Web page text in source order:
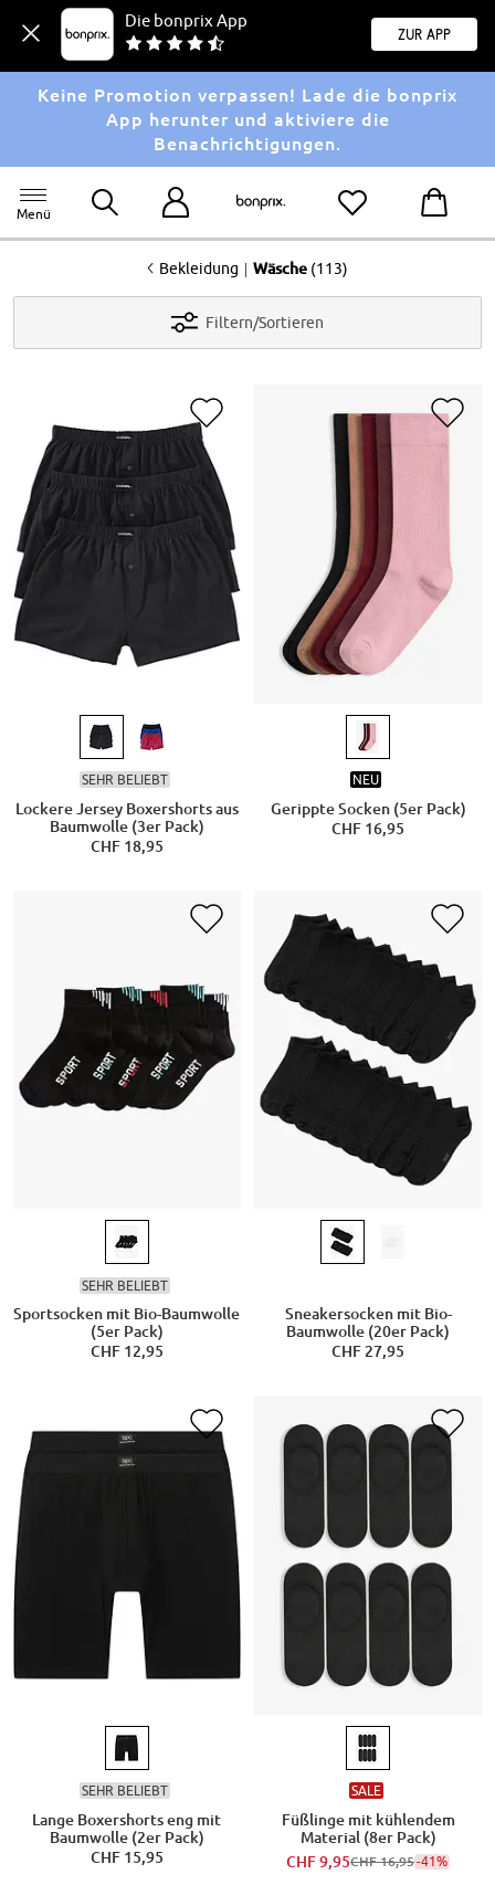
Die bonprix App
Zur App
Keine Promotion verpassen! Lade die bonprix
App herunter und aktiviere die
Benachrichtigungen.
Menü
<Bekleidung | Wäsche (113)
Filtern/Sortieren
SEHR BELIEBT
Lockere Jersey Boxershorts aus
Baumwolle (3er Pack)
CHF 18,95
NEU
Gerippte Socken (5er Pack)
CHF 16,95
SEHR BELIEBT
Sportsocken mit Bio-Baumwolle
(5er Pack)
CHF 12,95
Sneakersocken mit Bio-
Baumwolle (20er Pack)
CHF 27,95
SEHR BELIEBT
Lange Boxershorts eng mit
Baumwolle (2er Pack)
CHF 15,95
SALE
Füßlinge mit kühlendem
Material (8er Pack)
CHF 9,95CHF 16,95-41%